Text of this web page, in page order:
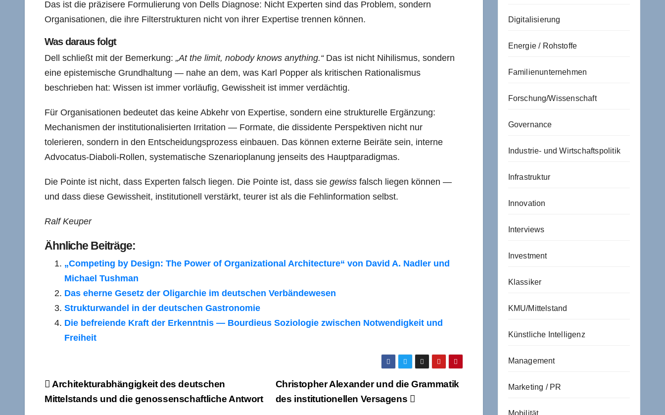
Das ist die präzisere Formulierung von Dells Diagnose: Nicht Experten sind das Problem, sondern
Organisationen, die ihre Filterstrukturen nicht von ihrer Expertise trennen können.
Was daraus folgt
Dell schließt mit der Bemerkung: „At the limit, nobody knows anything.“Das ist nicht Nihilismus, sondern
eine epistemische Grundhaltung — nahe an dem, was Karl Popper als kritischen Rationalismus
beschrieben hat: Wissen ist immer vorläufig, Gewissheit ist immer verdächtig.
Für Organisationen bedeutet das keine Abkehr von Expertise, sondern eine strukturelle Ergänzung:
Mechanismen der institutionalisierten Irritation — Formate, die dissidente Perspektiven nicht nur
tolerieren, sondern in den Entscheidungsprozess einbauen. Das können externe Beiräte sein, interne
Advocatus-Diaboli-Rollen, systematische Szenarioplanung jenseits des Hauptparadigmas.
Die Pointe ist nicht, dass Experten falsch liegen. Die Pointe ist, dass sie gewiss falsch liegen können —
und dass diese Gewissheit, institutionell verstärkt, teurer ist als die Fehlinformation selbst.
Ralf Keuper
Ähnliche Beiträge:
„Competing by Design: The Power of Organizational Architecture“ von David A. Nadler und
Michael Tushman
Das eherne Gesetz der Oligarchie im deutschen Verbändewesen
Strukturwandel in der deutschen Gastronomie
Die befreiende Kraft der Erkenntnis — Bourdieus Soziologie zwischen Notwendigkeit und
Freiheit
Beitragsnavigation
Christopher Alexander und die Grammatik
des institutionellen Versagens
Architekturabhängigkeit des deutschen
Mittelstands und die genossenschaftliche Antwort
Digitalisierung
Energie / Rohstoffe
Familienunternehmen
Forschung/Wissenschaft
Governance
Industrie- und Wirtschaftspolitik
Infrastruktur
Innovation
Interviews
Investment
Klassiker
KMU/Mittelstand
Künstliche Intelligenz
Management
Marketing / PR
Mobilität